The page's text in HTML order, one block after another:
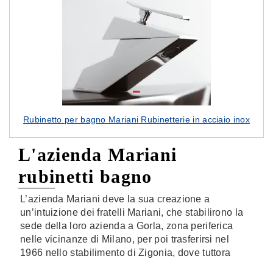
Rubinetto per bagno Mariani Rubinetterie in acciaio inox
L'azienda Mariani
rubinetti bagno
L’azienda Mariani deve la sua creazione a
un’intuizione dei fratelli Mariani, che stabilirono la
sede della loro azienda a Gorla, zona periferica
nelle vicinanze di Milano, per poi trasferirsi nel
1966 nello stabilimento di Zigonia, dove tuttora